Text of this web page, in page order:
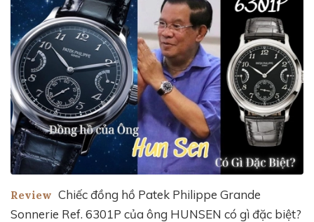
Review Chiếc đồng hồ Patek Philippe Grande
Sonnerie Ref. 6301P của ông HUNSEN có gì đặc biệt?